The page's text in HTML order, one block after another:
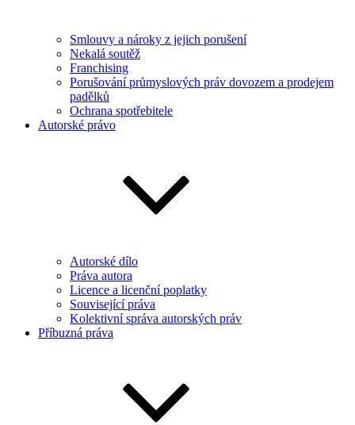
Smlouvy a nároky z jejich porušení
Nekalá soutěž
Franchising
Porušování průmyslových práv dovozem a prodejem
padělků
Ochrana spotřebitele
Autorské právo
Autorské dílo
Práva autora
Licence a licenční poplatky
Související práva
Kolektivní správa autorských práv
Příbuzná práva